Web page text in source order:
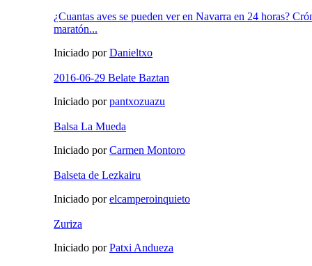
¿Cuantas aves se pueden ver en Navarra en 24 horas?
maratón...
Iniciado porDanieltxo
2016-06-29 Belate Baztan
Iniciado porpantxozuazu
Balsa La Mueda
Iniciado porCarmen Montoro
Balseta de Lezkairu
Iniciado porelcamperoinquieto
Zuriza
Iniciado porPatxi Andueza